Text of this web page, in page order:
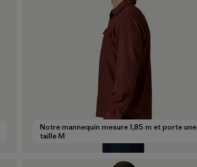
Notre mannequin mesure 1,85 m et porte une
taille M